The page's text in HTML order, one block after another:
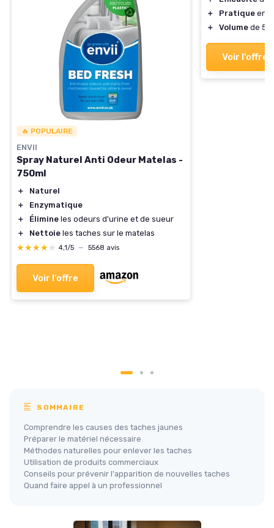
🔥 POPULAIRE
ENVII
Spray Naturel Anti Odeur Matelas -
750ml
＋
Naturel
＋
Enzymatique
＋
Élimine les odeurs d'urine et de sueur
＋
Nettoie les taches sur le matelas
★★★★★
★★★★★ 4,1/5 — 5568 avis
Voir l'offre
＋
Pratique en
＋
Volume de 5
Voir l'offre
SOMMAIRE
Comprendre les causes des taches jaunes
Préparer le matériel nécessaire
Méthodes naturelles pour enlever les taches
Utilisation de produits commerciaux
Conseils pour prévenir l'apparition de nouvelles taches
Quand faire appel à un professionnel